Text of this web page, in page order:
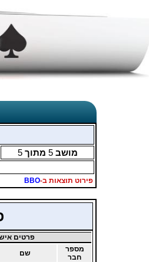
מושב5 מתוך5
פירוט תוצאות ב-BBO
פרטים
מספר
חבר
שם